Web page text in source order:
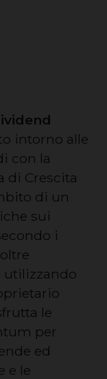
intorno alle
con la
di Crescita
di un
sui
i
utilizzando
le
per
ed
e le